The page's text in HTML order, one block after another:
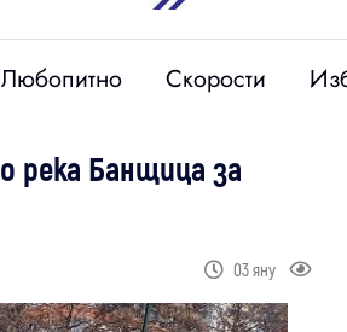
Любопитно Скорости
река Банщица за
03 яну